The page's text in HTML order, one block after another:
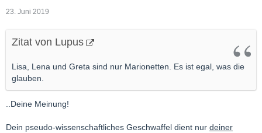
23. Juni 2019
Zitat von Lupus
Lisa, Lena und Greta sind nur Marionetten. Es ist egal, was die
glauben.
..Deine Meinung!
Dein pseudo-wissenschaftliches Geschwaffel dient nur deiner